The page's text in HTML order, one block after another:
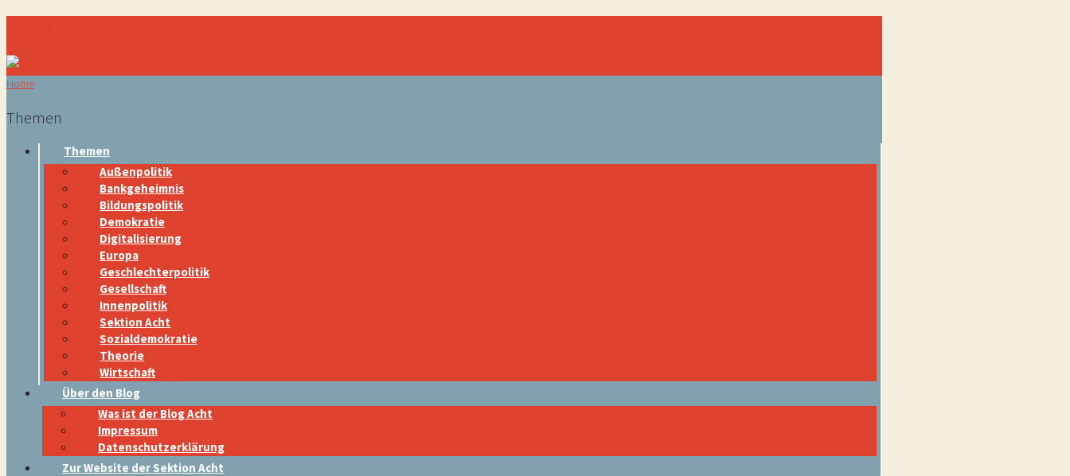
Home
Themen
Themen
Außenpolitik
Bankgeheimnis
Bildungspolitik
Demokratie
Digitalisierung
Europa
Geschlechterpolitik
Gesellschaft
Innenpolitik
Sektion Acht
Sozialdemokratie
Theorie
Wirtschaft
Über den Blog
Was ist der Blog Acht
Impressum
Datenschutzerklärung
Zur Website der Sektion Acht